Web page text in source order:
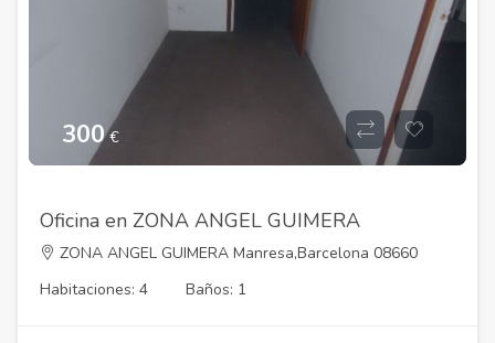
300€
Oficina en ZONA ANGEL GUIMERA
ZONA ANGEL GUIMERA Manresa,Barcelona 08660
Habitaciones: 4
Baños: 1